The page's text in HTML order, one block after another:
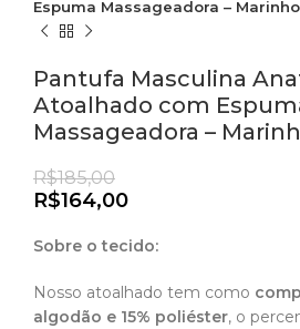
Espuma Massageadora – Marinho
Pantufa Masculina
Atoalhado com
Massageadora –
R$185,00
R$164,00
Sobre o tecido:
Nosso atoalhado tem como
algodão e 15% poliéster, o